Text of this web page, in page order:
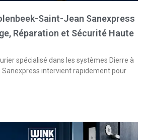
Saint-Jean Sanexpress
Réparation et Sécurité Haute
spécialisé dans les systèmes Dierre à
Sanexpress intervient rapidement pour